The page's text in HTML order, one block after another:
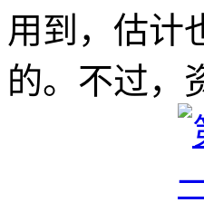
用到，估计
的。不过，